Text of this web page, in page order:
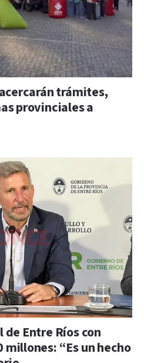
trámites,
provinciales a
Entre Ríos con
millones: “Es un hecho